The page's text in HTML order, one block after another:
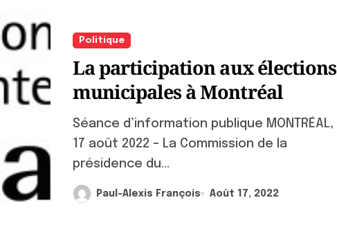
Politique
La participation aux élections
municipales à Montréal
Séance d’information publique MONTRÉAL, le
17 août 2022 – La Commission de la
présidence du...
Paul-Alexis François Août 17, 2022